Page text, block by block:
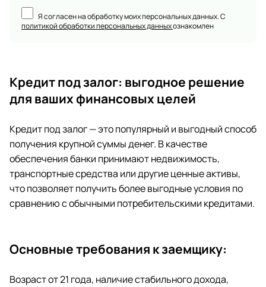
Я согласен на обработку моих персональных данных. С
политикой обработки персональных данныхознакомлен
Кредит под залог: выгодное решение
для ваших финансовых целей
Кредит под залог — это популярный и выгодный способ
получения крупной суммы денег. В качестве
обеспечения банки принимают недвижимость,
транспортные средства или другие ценные активы,
что позволяет получить более выгодные условия по
сравнению с обычными потребительскими кредитами.
Основные требования к заемщику:
Возраст от 21 года, наличие стабильного дохода,